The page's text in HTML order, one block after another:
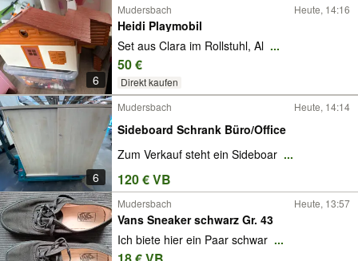
6
Mudersbach Heute, 14:16
Heidi Playmobil
Set aus Clara im Rollstuhl, Al ...
50 €
Direkt kaufen
6
Mudersbach Heute, 14:14
Sideboard Schrank Büro/Office
Zum Verkauf steht ein Sideboar ...
120 € VB
Mudersbach Heute, 13:57
Vans Sneaker schwarz Gr. 43
Ich biete hier ein Paar schwar ...